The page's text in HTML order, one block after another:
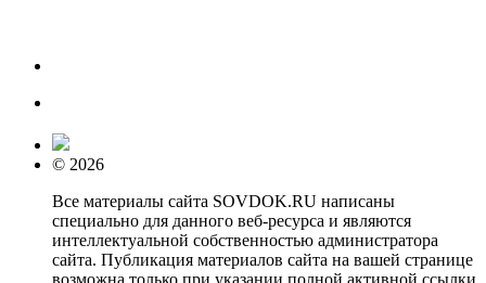
© 2026
Все материалы сайта SOVDOK.RU написаны
специально для данного веб-ресурса и являются
интеллектуальной собственностью администратора
сайта. Публикация материалов сайта на вашей странице
возможна только при указании полной активной ссылки